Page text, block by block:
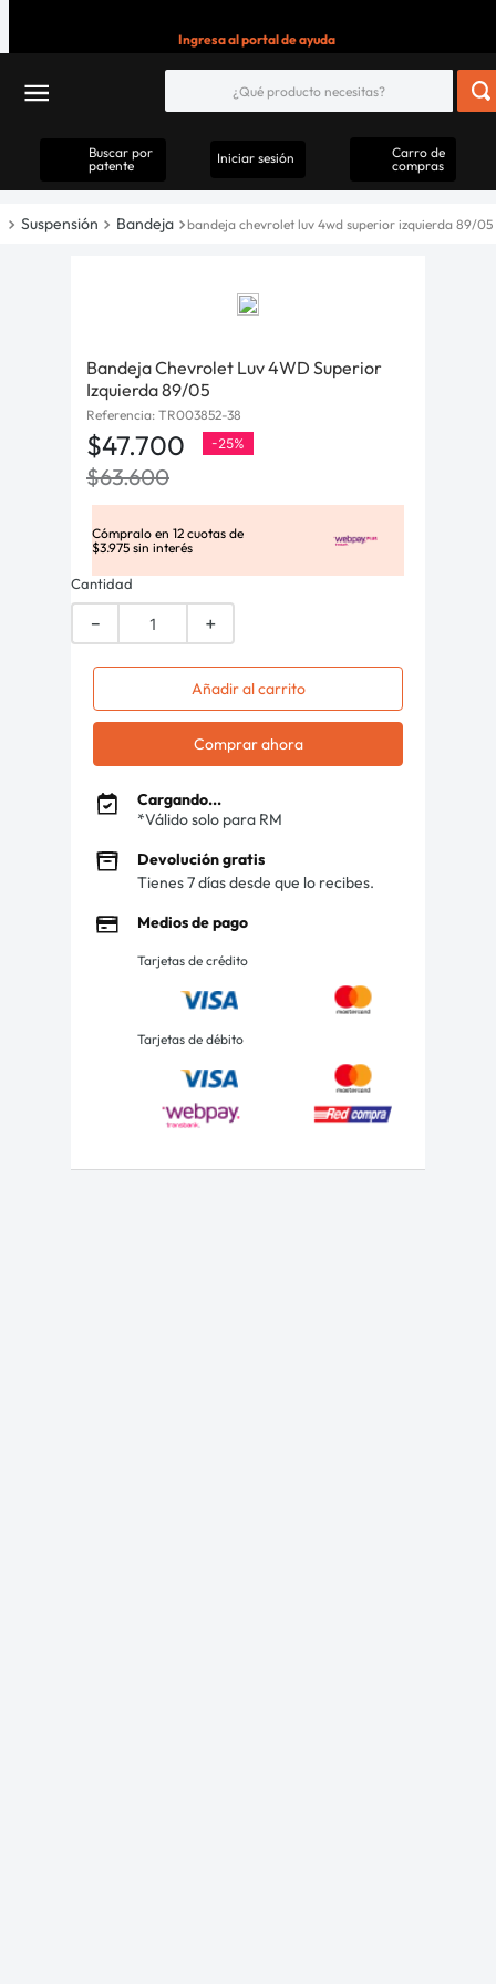
Ingresa al portal de ayuda
Buscar por
patente
Iniciar sesión
Carro de
compras
Suspensión Bandeja bandeja chevrolet luv 4wd superior izquierda 89/05
Bandeja Chevrolet Luv 4WD Superior
Izquierda 89/05
Referencia: TR003852-38
$47.700 -25%
$63.600
Cómpralo en 12 cuotas de
$3.975 sin interés
Cantidad
＋
－
Añadir al carrito
Comprar ahora
Cargando...
*Válido solo para RM
Devolución gratis
Tienes 7 días desde que lo recibes.
Medios de pago
Tarjetas de crédito
Tarjetas de débito